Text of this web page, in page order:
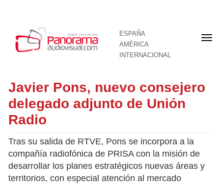
ESPAÑA
AMÉRICA
INTERNACIONAL
Javier Pons, nuevo consejero
delegado adjunto de Unión
Radio
Tras su salida de RTVE, Pons se incorpora a la
compañía radiofónica de PRISA con la misión de
desarrollar los planes estratégicos nuevas áreas y
territorios, con especial atención al mercado